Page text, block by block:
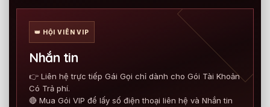
👑 HỘI VIÊN VIP
Nhắn tin
👉 Liên hệ trực tiếp Gái Gọi chỉ dành cho Gói Tài Khoản
Có Trả phí.
🔴 Mua Gói VIP để lấy số điện thoại liên hệ và Nhắn tin